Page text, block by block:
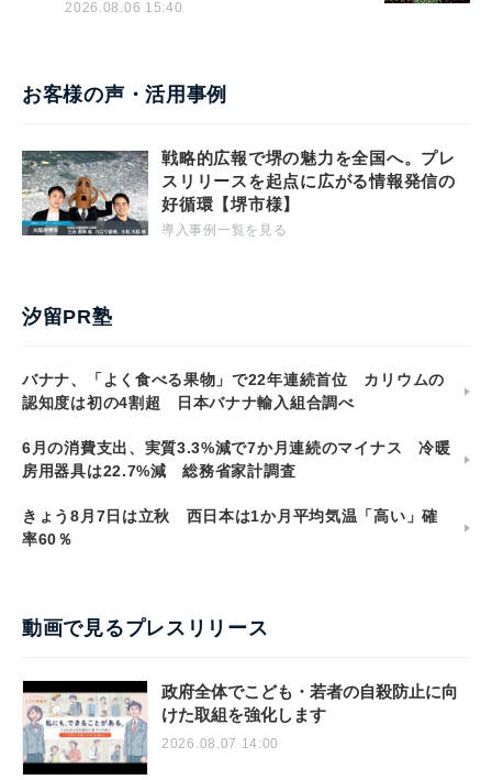
2026.08.06 15:40
お客様の声・活用事例
戦略的広報で堺の魅力を全国へ。プレ
スリリースを起点に広がる情報発信の
好循環【堺市様】
導入事例一覧を見る
汐留PR塾
バナナ、「よく食べる果物」で22年連続首位 カリウムの
認知度は初の4割超 日本バナナ輸入組合調べ
6月の消費支出、実質3.3%減で7か月連続のマイナス 冷暖
房用器具は22.7%減 総務省家計調査
きょう8月7日は立秋 西日本は1か月平均気温「高い」確
率60％
動画で見るプレスリリース
政府全体でこども・若者の自殺防止に向
けた取組を強化します
2026.08.07 14:00